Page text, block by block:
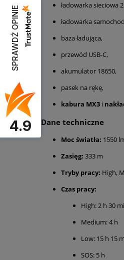
ładowarka sieciowa
ładowarka
baza ładująca,
przewód USB-C,
akumulator 18650,
pasek na rękę,
kabura MX3 i
Dane techniczne
Moc światła: 1550
Zasięg: 333 m
Tryby pracy: High,
Czas pracy:
High: 2 h 30
Medium: 4 h
Low: 15 h 15
SOS: 5 h
SPRAWDŹ OPINIE
4.9